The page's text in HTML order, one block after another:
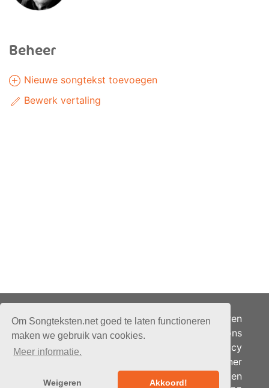
Om Songteksten.net goed te laten functioneren
maken we gebruik van cookies.
Meer informatie.
Weigeren Akkoord!
Beheer
Nieuwe songtekst toevoegen
Bewerk vertaling
Alle rechten voorbehouden.
Adverteren
Over ons
Je privacy
Partner
Berichten